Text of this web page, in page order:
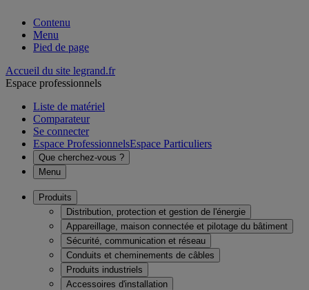
Contenu
Menu
Pied de page
Accueil du site legrand.fr
Espace professionnels
Liste de matériel
Comparateur
Se connecter
Espace ProfessionnelsEspace Particuliers
Que cherchez-vous ?
Menu
Produits
Distribution, protection et gestion de l'énergie
Appareillage, maison connectée et pilotage du bâtiment
Sécurité, communication et réseau
Conduits et cheminements de câbles
Produits industriels
Accessoires d'installation